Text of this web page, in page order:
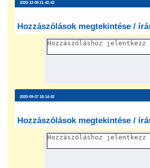
2020-12-08 21:42:42
Hozzászólások megtekintése /
2020-09-07 18:14:42
Hozzászólások megtekintése /